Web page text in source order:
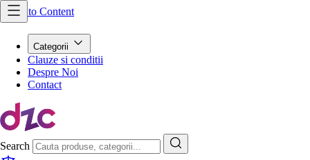
Skip to Content
Categorii
Clauze si conditii
Despre Noi
Contact
Search